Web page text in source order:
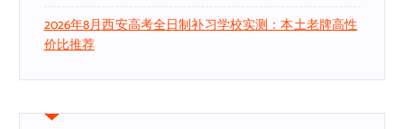
2026年8月西安高考全日制补习学校实测：本土老牌高性
价比推荐